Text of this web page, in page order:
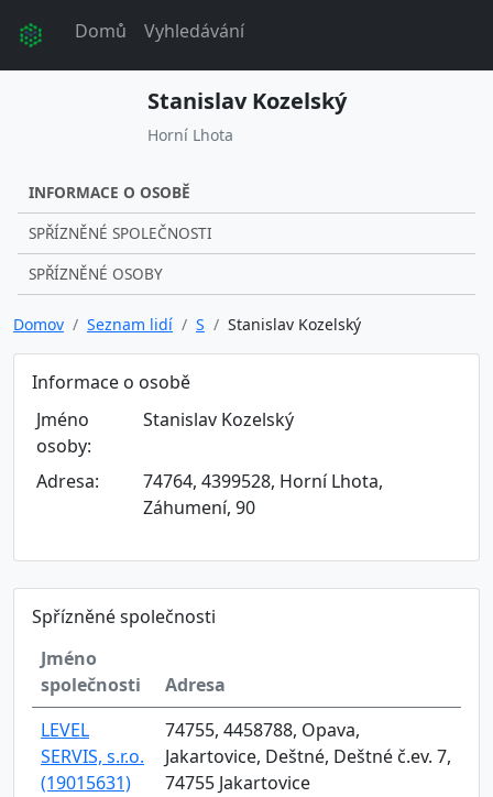
Domů Vyhledávání
Stanislav Kozelský
Horní Lhota
INFORMACE O OSOBĚ
SPŘÍZNĚNÉ SPOLEČNOSTI
SPŘÍZNĚNÉ OSOBY
Domov Seznam lidí S Stanislav Kozelský
Informace o osobě
Jméno
osoby:
Stanislav Kozelský
Adresa:
74764, 4399528, Horní Lhota,
Záhumení, 90
Spřízněné společnosti
Jméno
společnosti
Adresa
LEVEL
SERVIS, s.r.o.
(19015631)
74755, 4458788, Opava,
Jakartovice, Deštné, Deštné č.ev. 7,
74755 Jakartovice